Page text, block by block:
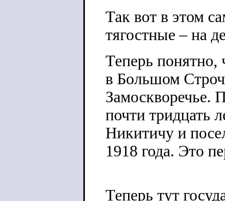
Так вот в этом
тягостные – на
Теперь понятно,
в Большом
Замоскворечье.
почти тридцать
Никитичу и
1918 года. Это
Теперь тут